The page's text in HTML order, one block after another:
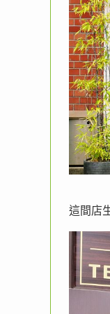
這間店